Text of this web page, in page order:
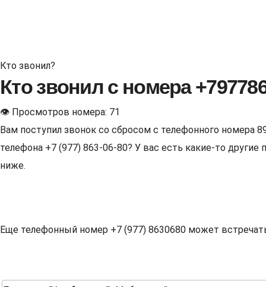
Кто звонил?
Кто звонил с номера
👁 Просмотров номера: 71
Вам поступил звонок со сбросом с телефонного номера
телефона +7 (977) 863-06-80? У вас есть какие-то
ниже.
Еще телефонный номер +7 (977) 8630680 может